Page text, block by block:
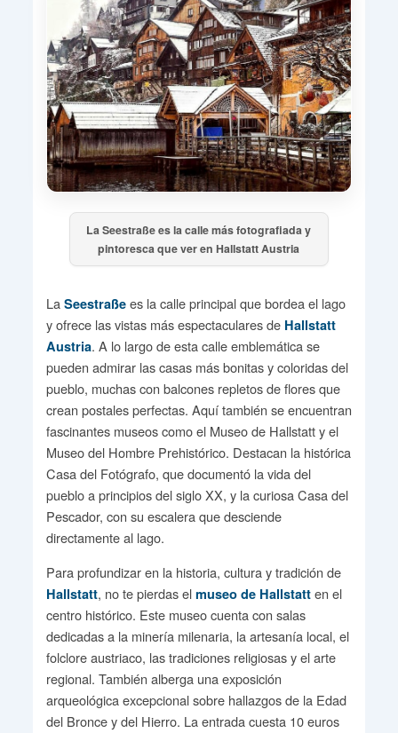
La Seestraße es la calle más fotografiada y
pintoresca que ver en Hallstatt Austria
La Seestraßees la calle principal que bordea el lago
y ofrece las vistas más espectaculares de Hallstatt
Austria. A lo largo de esta calle emblemática se
pueden admirar las casas más bonitas y coloridas del
pueblo, muchas con balcones repletos de flores que
crean postales perfectas. Aquí también se encuentran
fascinantes museos como el Museo de Hallstatt y el
Museo del Hombre Prehistórico. Destacan la histórica
Casa del Fotógrafo, que documentó la vida del
pueblo a principios del siglo XX, y la curiosa Casa del
Pescador, con su escalera que desciende
directamente al lago.
Para profundizar en la historia, cultura y tradición de
Hallstatt, no te pierdas el museo de Hallstatten el
centro histórico. Este museo cuenta con salas
dedicadas a la minería milenaria, la artesanía local, el
folclore austriaco, las tradiciones religiosas y el arte
regional. También alberga una exposición
arqueológica excepcional sobre hallazgos de la Edad
del Bronce y del Hierro. La entrada cuesta 10 euros